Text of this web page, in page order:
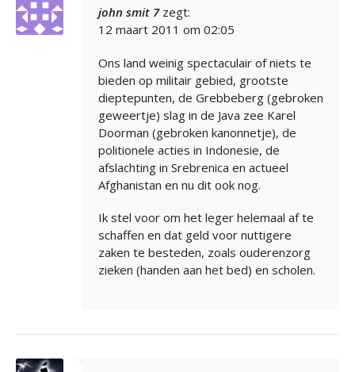
john smit 7 zegt:
12 maart 2011 om 02:05
Ons land weinig spectaculair of niets te
bieden op militair gebied, grootste
dieptepunten, de Grebbeberg (gebroken
geweertje) slag in de Java zee Karel
Doorman (gebroken kanonnetje), de
politionele acties in Indonesie, de
afslachting in Srebrenica en actueel
Afghanistan en nu dit ook nog.
Ik stel voor om het leger helemaal af te
schaffen en dat geld voor nuttigere
zaken te besteden, zoals ouderenzorg
zieken (handen aan het bed) en scholen.